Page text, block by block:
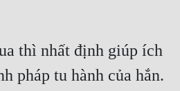
thì nhất định giúp ích
pháp tu hành của hắn.